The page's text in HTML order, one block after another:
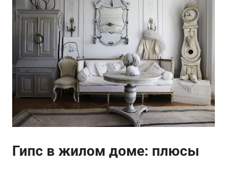
Гипс в жилом доме: плюсы